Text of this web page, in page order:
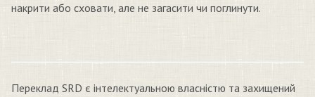
накрити або сховати, але не загасити чи поглинути.
Переклад SRD є інтелектуальною власністю та захищений